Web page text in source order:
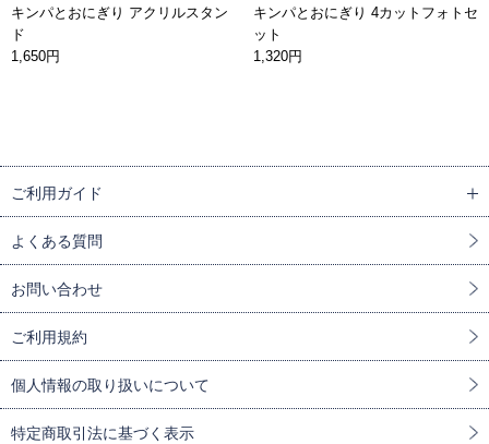
キンパとおにぎり アクリルスタン
ド
1,650円
キンパとおにぎり 4カットフォトセ
ット
1,320円
ご利用ガイド
よくある質問
お問い合わせ
ご利用規約
個人情報の取り扱いについて
特定商取引法に基づく表示